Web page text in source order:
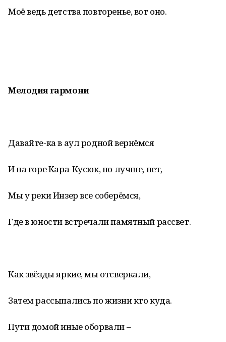
Моё ведь детства повторенье, вот оно.
Мелодия гармони
Давайте-ка в аул родной вернёмся
И на горе Кара-Кусюк, но лучше, нет,
Мы у реки Инзер все соберёмся,
Где в юности встречали памятный рассвет.
Как звёзды яркие, мы отсверкали,
Затем рассыпались по жизни кто куда.
Пути домой иные оборвали –